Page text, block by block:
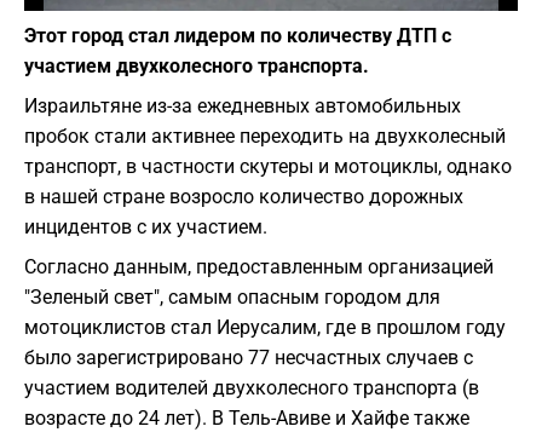
Этот город стал лидером по количеству ДТП с
участием двухколесного транспорта.
Израильтяне из-за ежедневных автомобильных
пробок стали активнее переходить на двухколесный
транспорт, в частности скутеры и мотоциклы, однако
в нашей стране возросло количество дорожных
инцидентов с их участием.
Согласно данным, предоставленным организацией
"Зеленый свет", самым опасным городом для
мотоциклистов стал Иерусалим, где в прошлом году
было зарегистрировано 77 несчастных случаев с
участием водителей двухколесного транспорта (в
возрасте до 24 лет). В Тель-Авиве и Хайфе также